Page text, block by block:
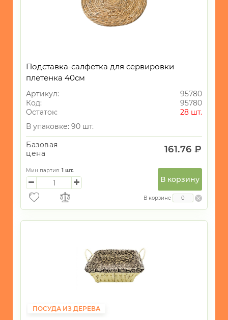
Подставка-салфетка для сервировки
плетенка 40см
Артикул:
95780
Код:
95780
Остаток:
28 шт.
В упаковке: 90 шт.
Базовая
цена
161.76 ₽
Мин партия: 1 шт.
В корзину
В корзине
ПОСУДА ИЗ ДЕРЕВА